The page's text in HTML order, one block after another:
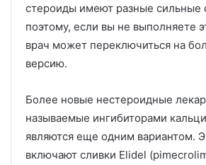
стероиды имеют разные сильные
поэтому, если вы не выполняете
врач может переключиться на
версию.
Более новые нестероидные
называемые ингибиторами
являются еще одним вариантом.
включают сливки Elidel